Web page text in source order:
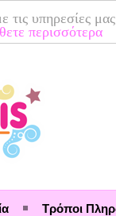
υπηρεσίες
περισσότερα
Τρόποι